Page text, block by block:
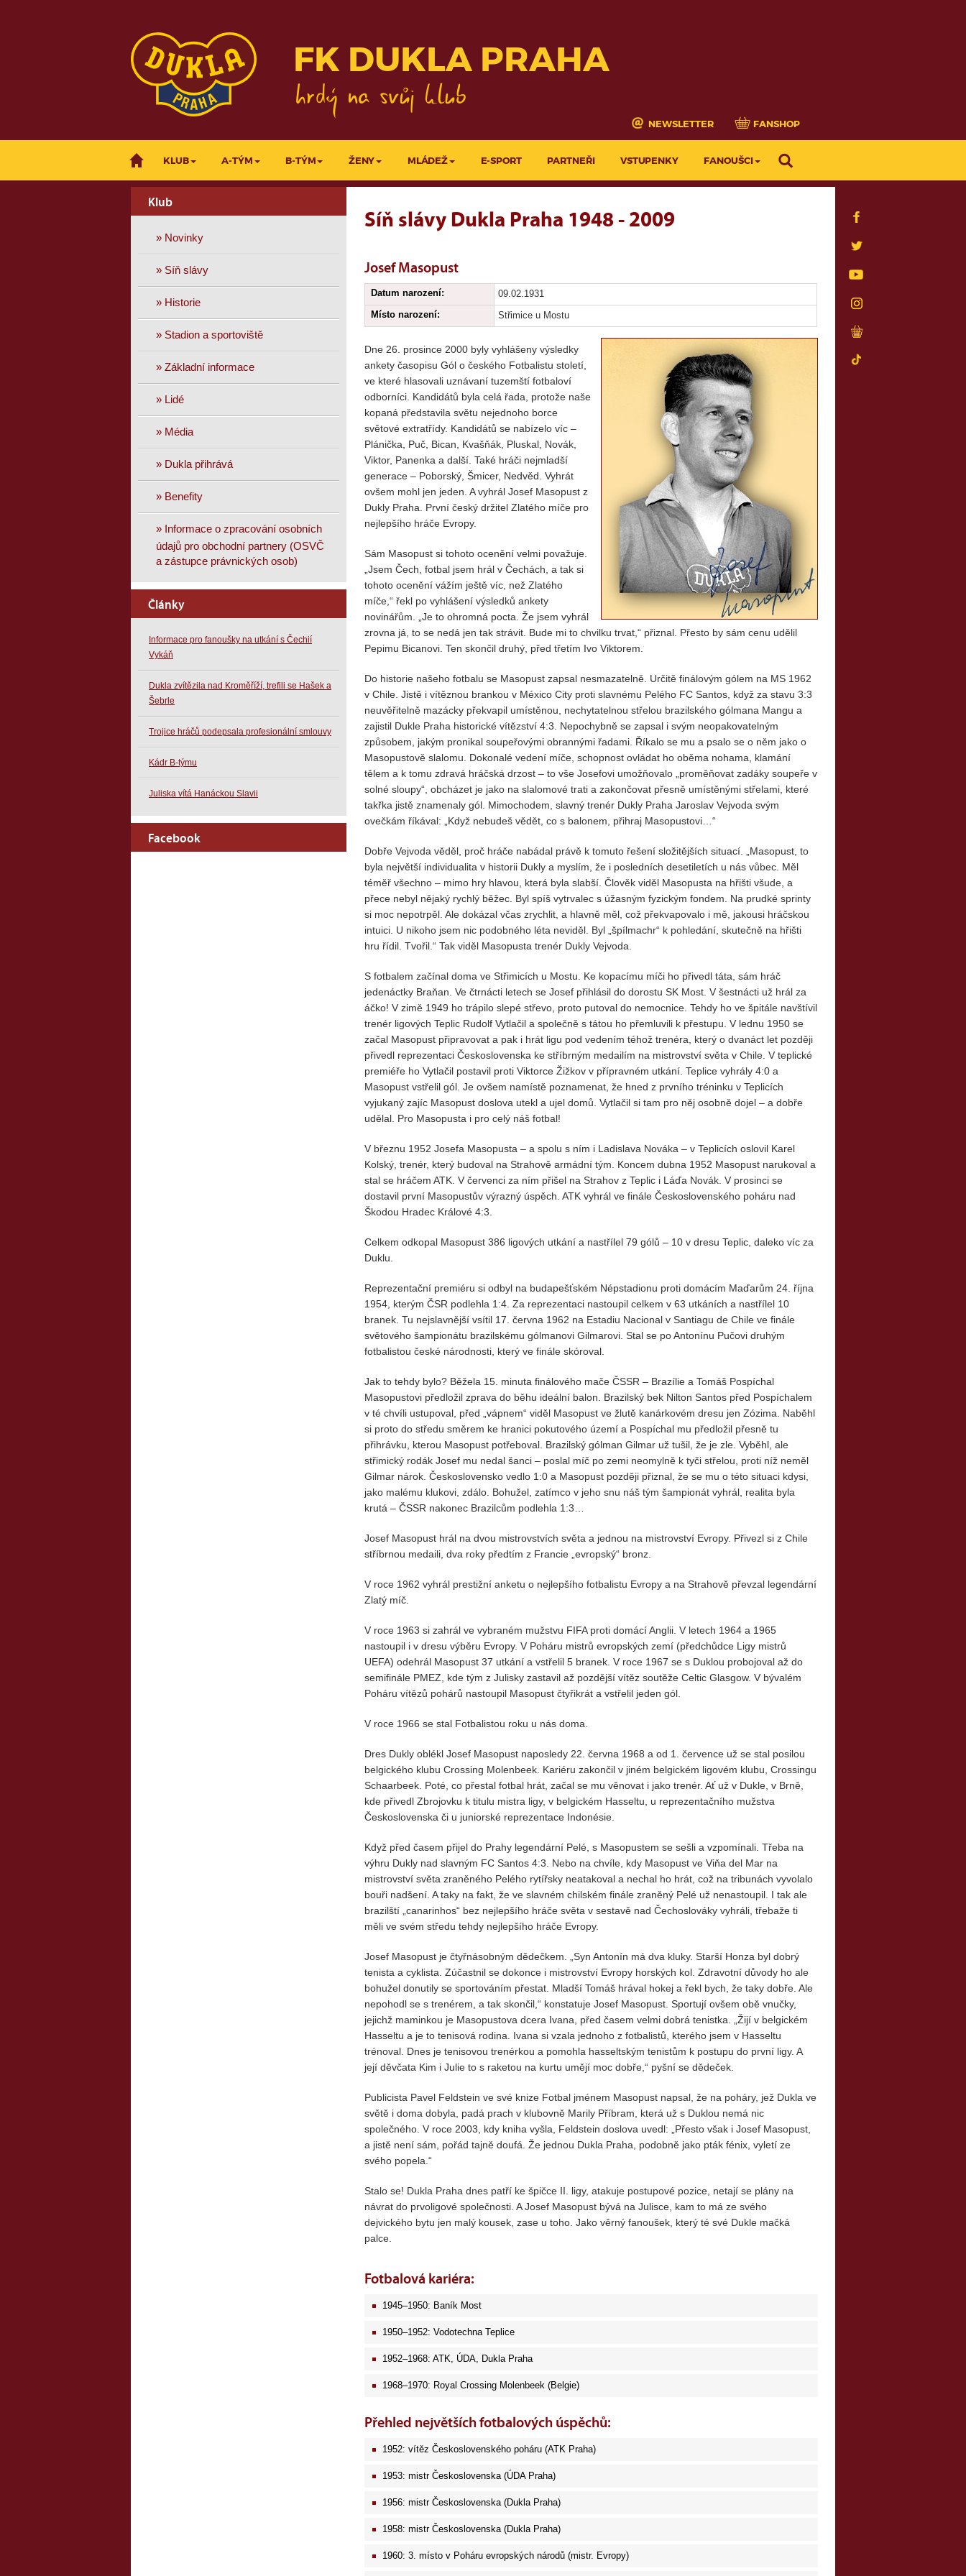
FK DUKLA PRAHA
NEWSLETTER FANSHOP
KLUB A-TÝM B-TÝM ŽENY MLÁDEŽ E-SPORT PARTNEŘI VSTUPENKY FANOUŠCI
Síň slávy Dukla Praha 1948 - 2009
Josef Masopust
Datum narození: 09.02.1931
Místo narození: Střimice u Mostu
Dne 26. prosince 2000 byly vyhlášeny výsledky
ankety časopisu Gól o českého Fotbalistu století,
ve které hlasovali uznávaní tuzemští fotbaloví
odborníci. Kandidátů byla celá řada, protože naše
kopaná představila světu nejednoho borce
světové extratřídy. Kandidátů se nabízelo víc –
Plánička, Puč, Bican, Kvašňák, Pluskal, Novák,
Viktor, Panenka a další. Také hráči nejmladší
generace – Poborský, Šmicer, Nedvěd. Vyhrát
ovšem mohl jen jeden. A vyhrál Josef Masopust z
Dukly Praha. První český držitel Zlatého míče pro
nejlepšího hráče Evropy.
Sám Masopust si tohoto ocenění velmi považuje.
„Jsem Čech, fotbal jsem hrál v Čechách, a tak si
tohoto ocenění vážím ještě víc, než Zlatého
míče,“ řekl po vyhlášení výsledků ankety
novinářům. „Je to ohromná pocta. Že jsem vyhrál
zrovna já, to se nedá jen tak strávit. Bude mi to chvilku trvat,“ přiznal. Přesto by sám cenu udělil
Pepimu Bicanovi. Ten skončil druhý, před třetím Ivo Viktorem.
Do historie našeho fotbalu se Masopust zapsal nesmazatelně. Určitě finálovým gólem na MS 1962
v Chile. Jistě i vítěznou brankou v México City proti slavnému Pelého FC Santos, když za stavu 3:3
neuvěřitelně mazácky překvapil umístěnou, nechytatelnou střelou brazilského gólmana Mangu a
zajistil Dukle Praha historické vítězství 4:3. Nepochybně se zapsal i svým neopakovatelným
způsobem, jakým pronikal soupeřovými obrannými řadami. Říkalo se mu a psalo se o něm jako o
Masopustově slalomu. Dokonalé vedení míče, schopnost ovládat ho oběma nohama, klamání
tělem a k tomu zdravá hráčská drzost – to vše Josefovi umožňovalo „proměňovat zadáky soupeře v
solné sloupy“, obcházet je jako na slalomové trati a zakončovat přesně umístěnými střelami, které
takřka jistě znamenaly gól. Mimochodem, slavný trenér Dukly Praha Jaroslav Vejvoda svým
ovečkám říkával: „Když nebudeš vědět, co s balonem, přihraj Masopustovi…“
Dobře Vejvoda věděl, proč hráče nabádal právě k tomuto řešení složitějších situací. „Masopust, to
byla největší individualita v historii Dukly a myslím, že i posledních desetiletích u nás vůbec. Měl
téměř všechno – mimo hry hlavou, která byla slabší. Člověk viděl Masopusta na hřišti všude, a
přece nebyl nějaký rychlý běžec. Byl spíš vytrvalec s úžasným fyzickým fondem. Na prudké sprinty
si moc nepotrpěl. Ale dokázal včas zrychlit, a hlavně měl, což překvapovalo i mě, jakousi hráčskou
intuici. U nikoho jsem nic podobného léta neviděl. Byl „špílmachr“ k pohledání, skutečně na hřišti
hru řídil. Tvořil.“ Tak viděl Masopusta trenér Dukly Vejvoda.
S fotbalem začínal doma ve Střimicích u Mostu. Ke kopacímu míči ho přivedl táta, sám hráč
jedenáctky Braňan. Ve čtrnácti letech se Josef přihlásil do dorostu SK Most. V šestnácti už hrál za
áčko! V zimě 1949 ho trápilo slepé střevo, proto putoval do nemocnice. Tehdy ho ve špitále navštívil
trenér ligových Teplic Rudolf Vytlačil a společně s tátou ho přemluvili k přestupu. V lednu 1950 se
začal Masopust připravovat a pak i hrát ligu pod vedením téhož trenéra, který o dvanáct let později
přivedl reprezentaci Československa ke stříbrným medailím na mistrovství světa v Chile. V teplické
premiéře ho Vytlačil postavil proti Viktorce Žižkov v přípravném utkání. Teplice vyhrály 4:0 a
Masopust vstřelil gól. Je ovšem namístě poznamenat, že hned z prvního tréninku v Teplicích
vyjukaný zajíc Masopust doslova utekl a ujel domů. Vytlačil si tam pro něj osobně dojel – a dobře
udělal. Pro Masopusta i pro celý náš fotbal!
V březnu 1952 Josefa Masopusta – a spolu s ním i Ladislava Nováka – v Teplicích oslovil Karel
Kolský, trenér, který budoval na Strahově armádní tým. Koncem dubna 1952 Masopust narukoval a
stal se hráčem ATK. V červenci za ním přišel na Strahov z Teplic i Láďa Novák. V prosinci se
dostavil první Masopustův výrazný úspěch. ATK vyhrál ve finále Československého poháru nad
Škodou Hradec Králové 4:3.
Celkem odkopal Masopust 386 ligových utkání a nastřílel 79 gólů – 10 v dresu Teplic, daleko víc za
Duklu.
Reprezentační premiéru si odbyl na budapešťském Népstadionu proti domácím Maďarům 24. října
1954, kterým ČSR podlehla 1:4. Za reprezentaci nastoupil celkem v 63 utkáních a nastřílel 10
branek. Tu nejslavnější vsítil 17. června 1962 na Estadiu Nacional v Santiagu de Chile ve finále
světového šampionátu brazilskému gólmanovi Gilmarovi. Stal se po Antonínu Pučovi druhým
fotbalistou české národnosti, který ve finále skóroval.
Jak to tehdy bylo? Běžela 15. minuta finálového mače ČSSR – Brazílie a Tomáš Pospíchal
Masopustovi předložil zprava do běhu ideální balon. Brazilský bek Nilton Santos před Pospíchalem
v té chvíli ustupoval, před „vápnem“ viděl Masopust ve žlutě kanárkovém dresu jen Zózima. Naběhl
si proto do středu směrem ke hranici pokutového území a Pospíchal mu předložil přesně tu
přihrávku, kterou Masopust potřeboval. Brazilský gólman Gilmar už tušil, že je zle. Vyběhl, ale
střimický rodák Josef mu nedal šanci – poslal míč po zemi neomylně k tyči střelou, proti níž neměl
Gilmar nárok. Československo vedlo 1:0 a Masopust později přiznal, že se mu o této situaci kdysi,
jako malému klukovi, zdálo. Bohužel, zatímco v jeho snu náš tým šampionát vyhrál, realita byla
krutá – ČSSR nakonec Brazilcům podlehla 1:3…
Josef Masopust hrál na dvou mistrovstvích světa a jednou na mistrovství Evropy. Přivezl si z Chile
stříbrnou medaili, dva roky předtím z Francie „evropský“ bronz.
V roce 1962 vyhrál prestižní anketu o nejlepšího fotbalistu Evropy a na Strahově převzal legendární
Zlatý míč.
V roce 1963 si zahrál ve vybraném mužstvu FIFA proti domácí Anglii. V letech 1964 a 1965
nastoupil i v dresu výběru Evropy. V Poháru mistrů evropských zemí (předchůdce Ligy mistrů
UEFA) odehrál Masopust 37 utkání a vstřelil 5 branek. V roce 1967 se s Duklou probojoval až do
semifinále PMEZ, kde tým z Julisky zastavil až pozdější vítěz soutěže Celtic Glasgow. V bývalém
Poháru vítězů pohárů nastoupil Masopust čtyřikrát a vstřelil jeden gól.
V roce 1966 se stal Fotbalistou roku u nás doma.
Dres Dukly oblékl Josef Masopust naposledy 22. června 1968 a od 1. července už se stal posilou
belgického klubu Crossing Molenbeek. Kariéru zakončil v jiném belgickém ligovém klubu, Crossingu
Schaarbeek. Poté, co přestal fotbal hrát, začal se mu věnovat i jako trenér. Ať už v Dukle, v Brně,
kde přivedl Zbrojovku k titulu mistra ligy, v belgickém Hasseltu, u reprezentačního mužstva
Československa či u juniorské reprezentace Indonésie.
Když před časem přijel do Prahy legendární Pelé, s Masopustem se sešli a vzpomínali. Třeba na
výhru Dukly nad slavným FC Santos 4:3. Nebo na chvíle, kdy Masopust ve Viňa del Mar na
mistrovství světa zraněného Pelého rytířsky neatakoval a nechal ho hrát, což na tribunách vyvolalo
bouři nadšení. A taky na fakt, že ve slavném chilském finále zraněný Pelé už nenastoupil. I tak ale
brazilští „canarinhos“ bez nejlepšího hráče světa v sestavě nad Čechoslováky vyhráli, třebaže ti
měli ve svém středu tehdy nejlepšího hráče Evropy.
Josef Masopust je čtyřnásobným dědečkem. „Syn Antonín má dva kluky. Starší Honza byl dobrý
tenista a cyklista. Zúčastnil se dokonce i mistrovství Evropy horských kol. Zdravotní důvody ho ale
bohužel donutily se sportováním přestat. Mladší Tomáš hrával hokej a řekl bych, že taky dobře. Ale
nepohodl se s trenérem, a tak skončil,“ konstatuje Josef Masopust. Sportují ovšem obě vnučky,
jejichž maminkou je Masopustova dcera Ivana, před časem velmi dobrá tenistka. „Žijí v belgickém
Hasseltu a je to tenisová rodina. Ivana si vzala jednoho z fotbalistů, kterého jsem v Hasseltu
trénoval. Dnes je tenisovou trenérkou a pomohla hasseltským tenistům k postupu do první ligy. A
její děvčata Kim i Julie to s raketou na kurtu umějí moc dobře,“ pyšní se dědeček.
Publicista Pavel Feldstein ve své knize Fotbal jménem Masopust napsal, že na poháry, jež Dukla ve
světě i doma dobyla, padá prach v klubovně Marily Příbram, která už s Duklou nemá nic
společného. V roce 2003, kdy kniha vyšla, Feldstein doslova uvedl: „Přesto však i Josef Masopust,
a jistě není sám, pořád tajně doufá. Že jednou Dukla Praha, podobně jako pták fénix, vyletí ze
svého popela.“
Stalo se! Dukla Praha dnes patří ke špičce II. ligy, atakuje postupové pozice, netají se plány na
návrat do prvoligové společnosti. A Josef Masopust bývá na Julisce, kam to má ze svého
dejvického bytu jen malý kousek, zase u toho. Jako věrný fanoušek, který té své Dukle mačká
palce.
Fotbalová kariéra:
1945–1950: Baník Most
1950–1952: Vodotechna Teplice
1952–1968: ATK, ÚDA, Dukla Praha
1968–1970: Royal Crossing Molenbeek (Belgie)
Přehled největších fotbalových úspěchů:
1952: vítěz Československého poháru (ATK Praha)
1953: mistr Československa (ÚDA Praha)
1956: mistr Československa (Dukla Praha)
1958: mistr Československa (Dukla Praha)
1960: 3. místo v Poháru evropských národů (mistr. Evropy)
Klub
» Novinky
» Síň slávy
» Historie
» Stadion a sportoviště
» Základní informace
» Lidé
» Média
» Dukla přihrává
» Benefity
» Informace o zpracování osobních
údajů pro obchodní partnery (OSVČ
a zástupce právnických osob)
Články
Informace pro fanoušky na utkání s Čechií
Vykáň
Dukla zvítězila nad Kroměříží, trefili se Hašek a
Šebrle
Trojice hráčů podepsala profesionální smlouvy
Kádr B-týmu
Juliska vítá Hanáckou Slavii
Facebook